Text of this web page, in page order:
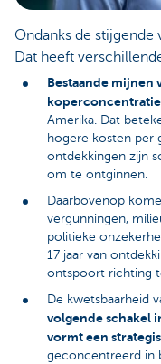
Ondanks de stijgende
Dat heeft
Bestaande mijnen
koperconcentratie
Amerika. Dat
hogere kosten per
ontdekkingen zijn
om te ontginnen.
Daarbovenop
vergunningen,
politieke
17 jaar van
ontspoort richting
De kwetsbaarheid
volgende schakel
vormt een
geconcentreerd in